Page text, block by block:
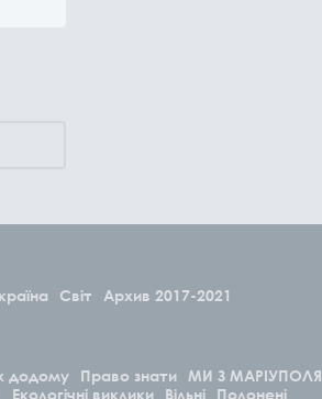
Світ Архив 2017-2021
додому Право знати
МИ З МАРІУПОЛЯ
Екологічні виклики Вільні Полонені